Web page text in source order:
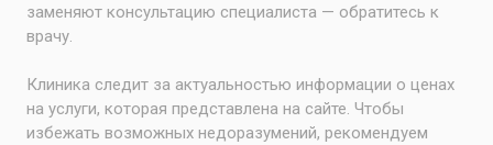
заменяют консультацию специалиста — обратитесь к
врачу.
Клиника следит за актуальностью информации о ценах
на услуги, которая представлена на сайте. Чтобы
избежать возможных недоразумений, рекомендуем